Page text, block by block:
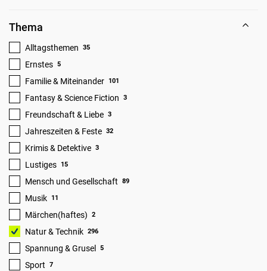
Thema
Alltagsthemen 35
Ernstes 5
Familie & Miteinander 101
Fantasy & Science Fiction 3
Freundschaft & Liebe 3
Jahreszeiten & Feste 32
Krimis & Detektive 3
Lustiges 15
Mensch und Gesellschaft 89
Musik 11
Märchen(haftes) 2
Natur & Technik 296
Spannung & Grusel 5
Sport 7